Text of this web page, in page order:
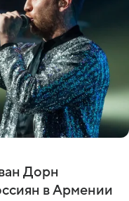
Дорн
в Армении